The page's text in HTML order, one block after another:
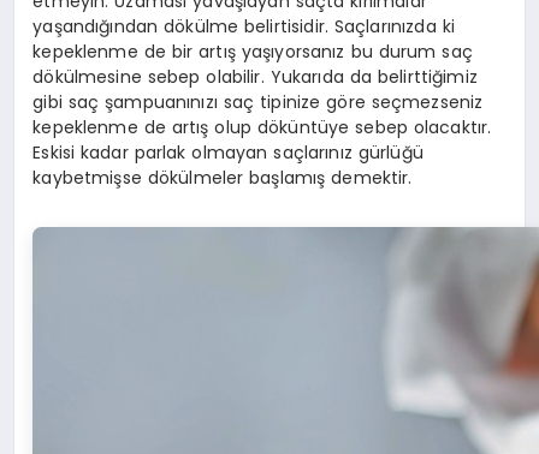
yaşandığından dökülme belirtisidir. Saçlarınızda ki
kepeklenme de bir artış yaşıyorsanız bu durum saç
dökülmesine sebep olabilir. Yukarıda da belirttiğimiz
gibi saç şampuanınızı saç tipinize göre seçmezseniz
kepeklenme de artış olup döküntüye sebep olacaktır.
Eskisi kadar parlak olmayan saçlarınız gürlüğü
kaybetmişse dökülmeler başlamış demektir.